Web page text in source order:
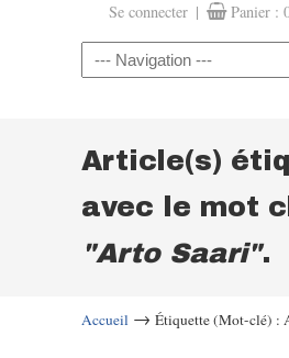
Se connecter | Panier :
Navigation
Article(s)
avec le mot
"Arto Saari".
Accueil → Étiquette (Mot-clé) :